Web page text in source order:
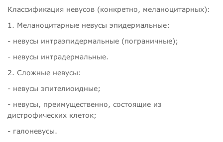
Классификация невусов (конкретно, меланоцитарных):
1. Меланоцитарные невусы эпидермальные:
- невусы интраэпидермальные (пограничные);
- невусы интрадермальные.
2. Сложные невусы:
- невусы эпителиоидные;
- невусы, преимущественно, состоящие из
дистрофических клеток;
- галоневусы.